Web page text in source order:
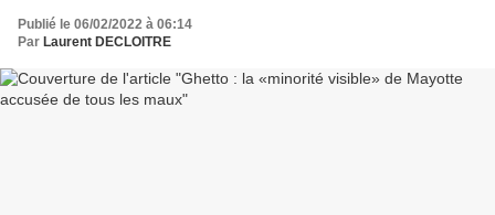
Publié le 06/02/2022 à 06:14
Par Laurent DECLOITRE